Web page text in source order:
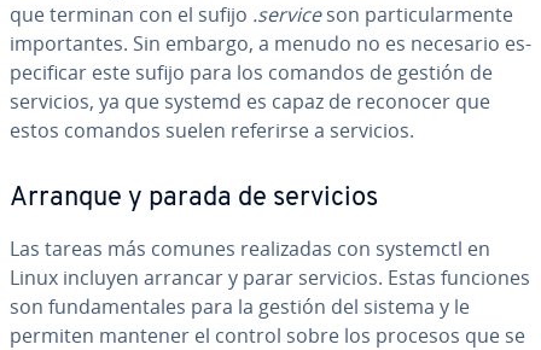
que terminan con el sufijo .serviceson pa­r­ti­cu­la­r­me­n­te
im­po­r­ta­n­tes. Sin embargo, a menudo no es necesario es­
pe­ci­fi­car este sufijo para los comandos de gestión de
servicios, ya que systemd es capaz de reconocer que
estos comandos suelen referirse a servicios.
Arranque y parada de servicios
Las tareas más comunes rea­li­za­das con systemctl en
Linux incluyen arrancar y parar servicios. Estas funciones
son fu­n­da­me­n­ta­les para la gestión del sistema y le
permiten mantener el control sobre los procesos que se